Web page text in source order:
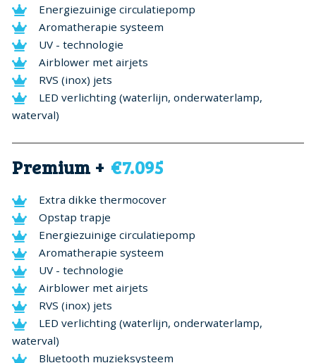
Energiezuinige circulatiepomp
Aromatherapie systeem
UV - technologie
Airblower met airjets
RVS (inox) jets
LED verlichting (waterlijn, onderwaterlamp,
waterval)
Premium + €7.095
Extra dikke thermocover
Opstap trapje
Energiezuinige circulatiepomp
Aromatherapie systeem
UV - technologie
Airblower met airjets
RVS (inox) jets
LED verlichting (waterlijn, onderwaterlamp,
waterval)
Bluetooth muzieksysteem